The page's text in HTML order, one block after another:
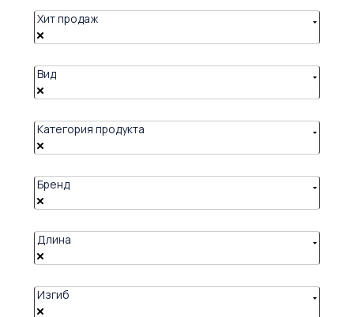
Хит продаж
Вид
Категория продукта
Бренд
Длина
Изгиб